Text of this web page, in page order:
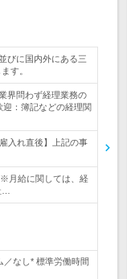
びに国内外にある三
す。
界問わず経理業務の
：簿記などの経理関
入れ直後】上記の事
月給に関しては、経
なし* 標準労働時間